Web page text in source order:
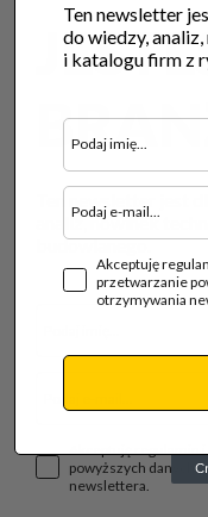
analiz, nowinek
budowlanego.
Akceptuję regulamin
powyższych danych
newslettera.
Ten newsletter
do wiedzy,
i katalogu firm z
Akceptuję
przetwarzanie
otrzymywania